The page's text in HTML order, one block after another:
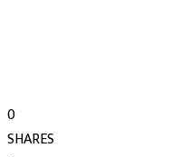
0
SHARES